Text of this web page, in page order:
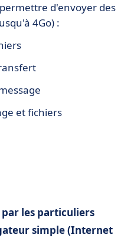
d'envoyer des
4Go) :
et fichiers
les particuliers
simple (Internet